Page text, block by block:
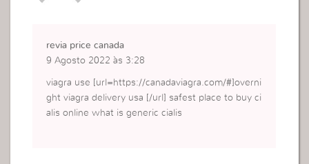
revia price canada
9 Agosto 2022 às 3:28
viagra use [url=https://canadaviagra.com/#]overni
ght viagra delivery usa [/url] safest place to buy ci
alis online what is generic cialis